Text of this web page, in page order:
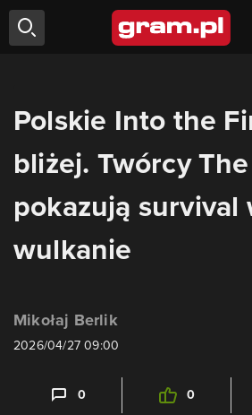
Polskie Into the
bliżej. Twórcy
pokazują survival
wulkanie
Mikołaj Berlik
2026/04/27 09:00
0 0